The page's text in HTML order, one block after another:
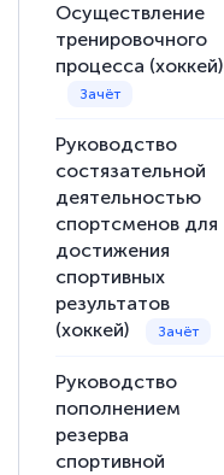
Осуществление
тренировочного
процесса (хоккей)
Руководство
состязательной
деятельностью
спортсменов для
достижения
спортивных
результатов
(хоккей)
Руководство
пополнением
резерва
спортивной